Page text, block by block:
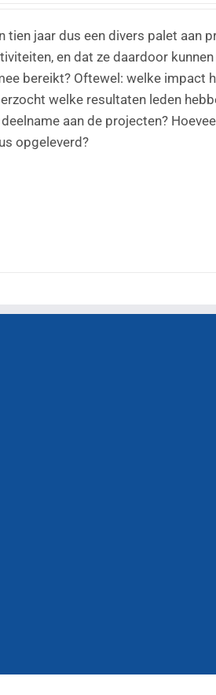
tien jaar dus een divers palet aan
en dat ze daardoor
bereikt? Oftewel: welke impact
welke resultaten leden
aan de projecten?
opgeleverd?